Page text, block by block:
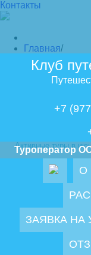
Контакты
Клуб
+7
Туроператор
О
ЗАЯВКА НА
Главная/
Туры в июне
Активные
Активные туры в
Выбирая место
просто
Но к
поисках туров
внимание на
на ваше